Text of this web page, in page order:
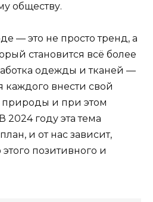
обществу.
— это не просто тренд, а
становится всё более
одежды и тканей —
каждого внести свой
природы и при этом
2024 году эта тема
и от нас зависит,
позитивного и